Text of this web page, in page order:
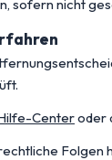
nicht
Centeroder